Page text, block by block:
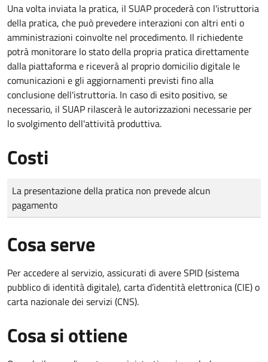
Una volta inviata la pratica, il SUAP procederà con l'istruttoria
della pratica, che può prevedere interazioni con altri enti o
amministrazioni coinvolte nel procedimento. Il richiedente
potrà monitorare lo stato della propria pratica direttamente
dalla piattaforma e riceverà al proprio domicilio digitale le
comunicazioni e gli aggiornamenti previsti fino alla
conclusione dell'istruttoria. In caso di esito positivo, se
necessario, il SUAP rilascerà le autorizzazioni necessarie per
lo svolgimento dell'attività produttiva.
Costi
Tipo di pagamento
Importo
La presentazione della pratica non prevede alcun
pagamento
Cosa serve
Per accedere al servizio, assicurati di avere SPID (sistema
pubblico di identità digitale), carta d’identità elettronica (CIE) o
carta nazionale dei servizi (CNS).
Cosa si ottiene